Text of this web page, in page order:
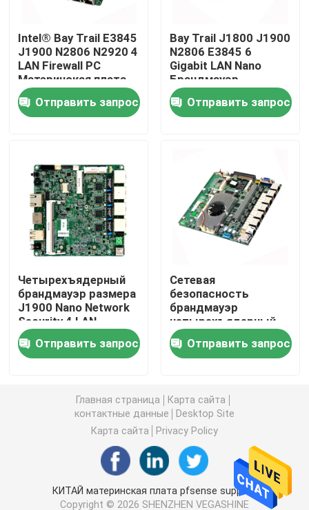
Отправить запрос
Промышленный мини ПК
изрезанный ПК планшета
Брандмауэр ПК
ПК OPS мини
двойной ПК lan мини
ПК для майнинга криптовалют
мини материнская плата itx
3,5- и 4-дюймовая материнская плата
Intel® Bay Trail E3845
J1900 N2806 N2920 4
LAN Firewall PC
Материнская плата
для компьютера
Nano Firewall
Отправить запрос
Bay Trail J1800 J1900
N2806 E3845 6
Gigabit LAN Nano
Брандмауэр
Материнская плата
компьютера
Материнская плата
Отправить запрос
Четырехъядерный
брандмауэр размера
J1900 Nano Network
Security 4 LAN
компьютерной
материнской платы
Отправить запрос
Сетевая
безопасность
брандмауэр
четырехъядерный
маршрутизатор
J1900 6 Lan Mini Itx
pfsense материнской
Отправить запрос
Главная страница
Карта сайта
контактные данные
Desktop Site
Карта сайта
Privacy Policy
КИТАЙ материнская плата pfsense supplier.
Copyright © 2026 SHENZHEN VEGASHINE